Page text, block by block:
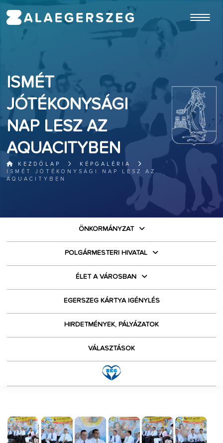
ISMÉT
JÓTÉKONYSÁGI
NAP LESZ AZ
AQUACITYBEN
KEZDŐLAP
KÉPGALÉRIA
ISMÉT JÓTÉKONYSÁGI NAP LESZ AZ
AQUACITYBEN
ÖNKORMÁNYZAT
POLGÁRMESTERI HIVATAL
ÉLET A VÁROSBAN
EGERSZEG KÁRTYA IGÉNYLÉS
HIRDETMÉNYEK, PÁLYÁZATOK
VÁLASZTÁSOK